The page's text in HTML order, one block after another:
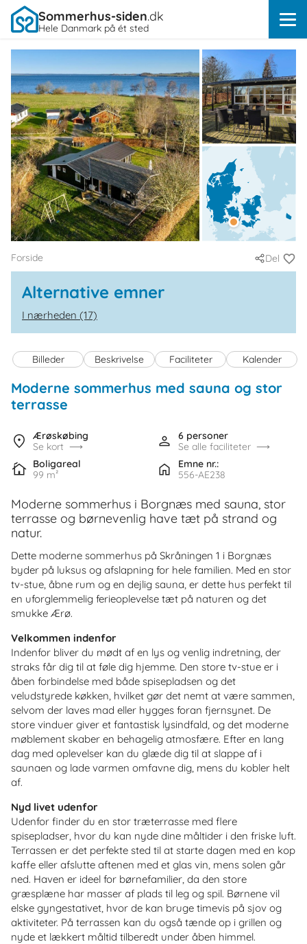
Sommerhus-siden.dk
Hele Danmark på ét sted
Forside Del
Alternative emner
I nærheden (17)
Billeder Beskrivelse Faciliteter Kalender
Moderne sommerhus med sauna og stor
terrasse
Ærøskøbing
Se kort
6 personer
Se alle faciliteter
Boligareal
99 m²
Emne nr.:
556-AE238
Moderne sommerhus i Borgnæs med sauna, stor
terrasse og børnevenlig have tæt på strand og
natur.
Dette moderne sommerhus på Skråningen 1 i Borgnæs
byder på luksus og afslapning for hele familien. Med en stor
tv-stue, åbne rum og en dejlig sauna, er dette hus perfekt til
en uforglemmelig ferieoplevelse tæt på naturen og det
smukke Ærø.
Velkommen indenfor
Indenfor bliver du mødt af en lys og venlig indretning, der
straks får dig til at føle dig hjemme. Den store tv-stue er i
åben forbindelse med både spisepladsen og det
veludstyrede køkken, hvilket gør det nemt at være sammen,
selvom der laves mad eller hygges foran fjernsynet. De
store vinduer giver et fantastisk lysindfald, og det moderne
møblement skaber en behagelig atmosfære. Efter en lang
dag med oplevelser kan du glæde dig til at slappe af i
saunaen og lade varmen omfavne dig, mens du kobler helt
af.
Nyd livet udenfor
Udenfor finder du en stor træterrasse med flere
spisepladser, hvor du kan nyde dine måltider i den friske luft.
Terrassen er det perfekte sted til at starte dagen med en kop
kaffe eller afslutte aftenen med et glas vin, mens solen går
ned. Haven er ideel for børnefamilier, da den store
græsplæne har masser af plads til leg og spil. Børnene vil
elske gyngestativet, hvor de kan bruge timevis på sjov og
aktiviteter. På terrassen kan du også tænde op i grillen og
nyde et lækkert måltid tilberedt under åben himmel.